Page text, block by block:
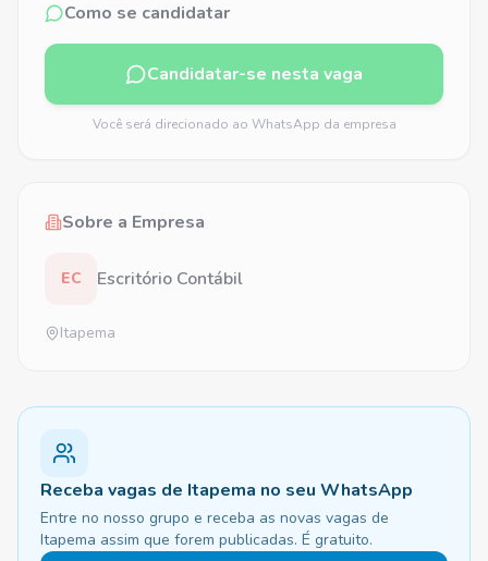
Como se candidatar
Candidatar-se nesta vaga
Você será direcionado ao WhatsApp da empresa
Sobre a Empresa
EC Escritório Contábil
Itapema
Receba vagas de Itapema no seu WhatsApp
Entre no nosso grupo e receba as novas vagas de
Itapema assim que forem publicadas. É gratuito.